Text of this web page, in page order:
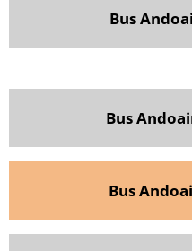
Bus
Bus
Bus